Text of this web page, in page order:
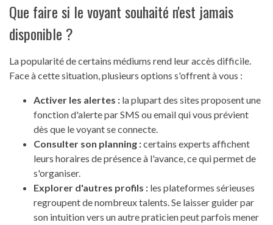
Que faire si le voyant souhaité n'est jamais
disponible ?
La popularité de certains médiums rend leur accès difficile.
Face à cette situation, plusieurs options s'offrent à vous :
Activer les alertes : la plupart des sites proposent une
fonction d'alerte par SMS ou email qui vous prévient
dès que le voyant se connecte.
Consulter son planning :certains experts affichent
leurs horaires de présence à l'avance, ce qui permet de
s'organiser.
Explorer d'autres profils : les plateformes sérieuses
regroupent de nombreux talents. Se laisser guider par
son intuition vers un autre praticien peut parfois mener